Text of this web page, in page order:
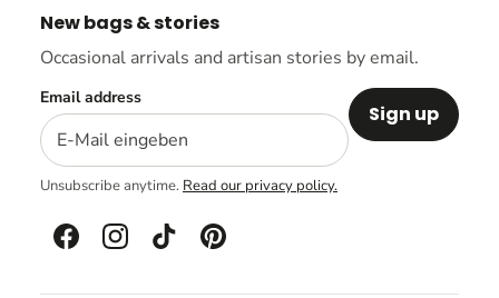
New bags & stories
Occasional arrivals and artisan stories by email.
Email address
Sign up
Unsubscribe anytime. Read our privacy policy.